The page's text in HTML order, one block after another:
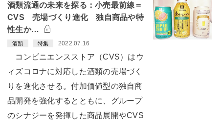
酒類流通の未来を探る：小売最前線＝
CVS 売場づくり進化 独自商品や特
性生か…
酒類 特集 2022.07.16
コンビニエンスストア（CVS）はウ
ィズコロナに対応した酒類の売場づく
りを進化させる。付加価値型の独自商
品開発を強化するとともに、グループ
のシナジーを発揮した商品展開やCVS